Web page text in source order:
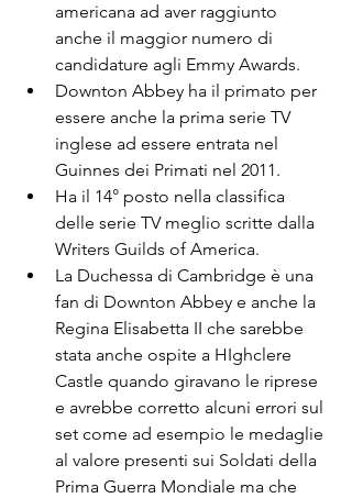
americana ad aver raggiunto
anche il maggior numero di
candidature agli Emmy Awards.
Downton Abbey ha il primato per
essere anche la prima serie TV
inglese ad essere entrata nel
Guinnes dei Primati nel 2011.
Ha il 14° posto nella classifica
delle serie TV meglio scritte dalla
Writers Guilds of America.
La Duchessa di Cambridge è una
fan di Downton Abbey e anche la
Regina Elisabetta II che sarebbe
stata anche ospite a HIghclere
Castle quando giravano le riprese
e avrebbe corretto alcuni errori sul
set come ad esempio le medaglie
al valore presenti sui Soldati della
Prima Guerra Mondiale ma che